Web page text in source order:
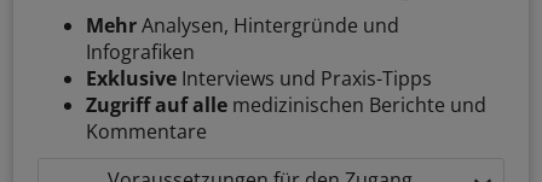
MehrAnalysen, Hintergründe und
Infografiken
Exklusive Interviews und Praxis-Tipps
Zugriff auf alle medizinischen Berichte und
Kommentare